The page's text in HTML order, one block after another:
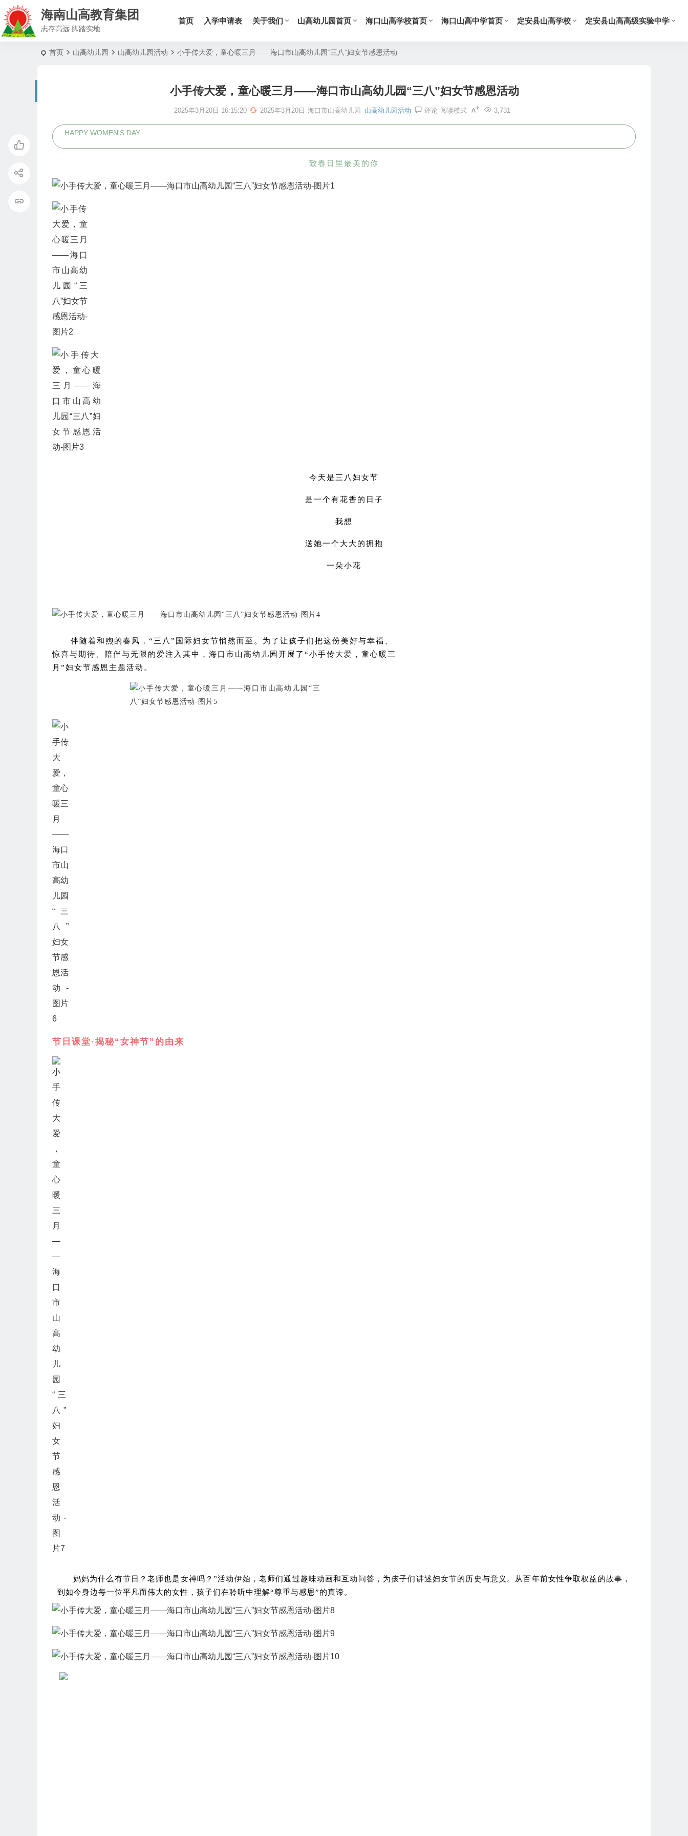
海南山高教育集团
志存高远 脚踏实地
首页 入学申请表 关于我们 山高幼儿园首页 海口山高学校首页 海口山高中学首页 定安县山高学校 定安县山高高级实验中学
首页 山高幼儿园 山高幼儿园活动 小手传大爱，童心暖三月——海口市山高幼儿园“三八”妇女节感恩活动
小手传大爱，童心暖三月——海口市山高幼儿园“三八”妇女节感恩活动
2025年3月20日 16:15:20 2025年3月20日 海口市山高幼儿园 山高幼儿园活动 评论 3,731
阅读模式
HAPPY WOMEN'S DAY
致春日里最美的你
今天是三八妇女节
是一个有花香的日子
我想
送她一个大大的拥抱
一朵小花
伴随着和煦的春风，“三八”国际妇女节悄然而至。为了让孩子们把这份美好与幸福、
惊喜与期待、陪伴与无限的爱注入其中，海口市山高幼儿园开展了 “小手传大爱，童心暖三
月 ”妇女节感恩主题活动。
节日课堂·揭秘“女神节”的由来
妈妈为什么有节日？老师也是女神吗？”活动伊始，老师们通过趣味动画和互动问答，为孩子们讲述妇女节的历史与意义。从百年前女性争取权益的故事，
到如今身边每一位平凡而伟大的女性，孩子们在聆听中理解“尊重与感恩”的真谛。